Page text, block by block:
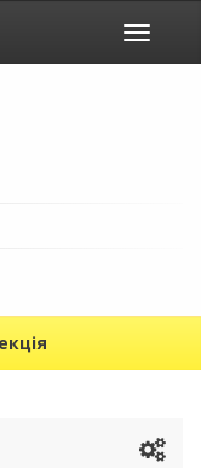
Toggle